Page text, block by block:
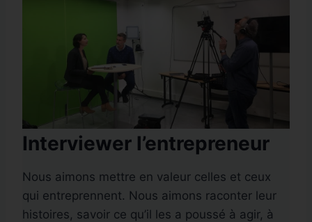
Interviewer l’entrepreneur
Nous aimons mettre en valeur celles et ceux
qui entreprennent. Nous aimons raconter leur
histoires, savoir ce qu’il les a poussé à agir, à